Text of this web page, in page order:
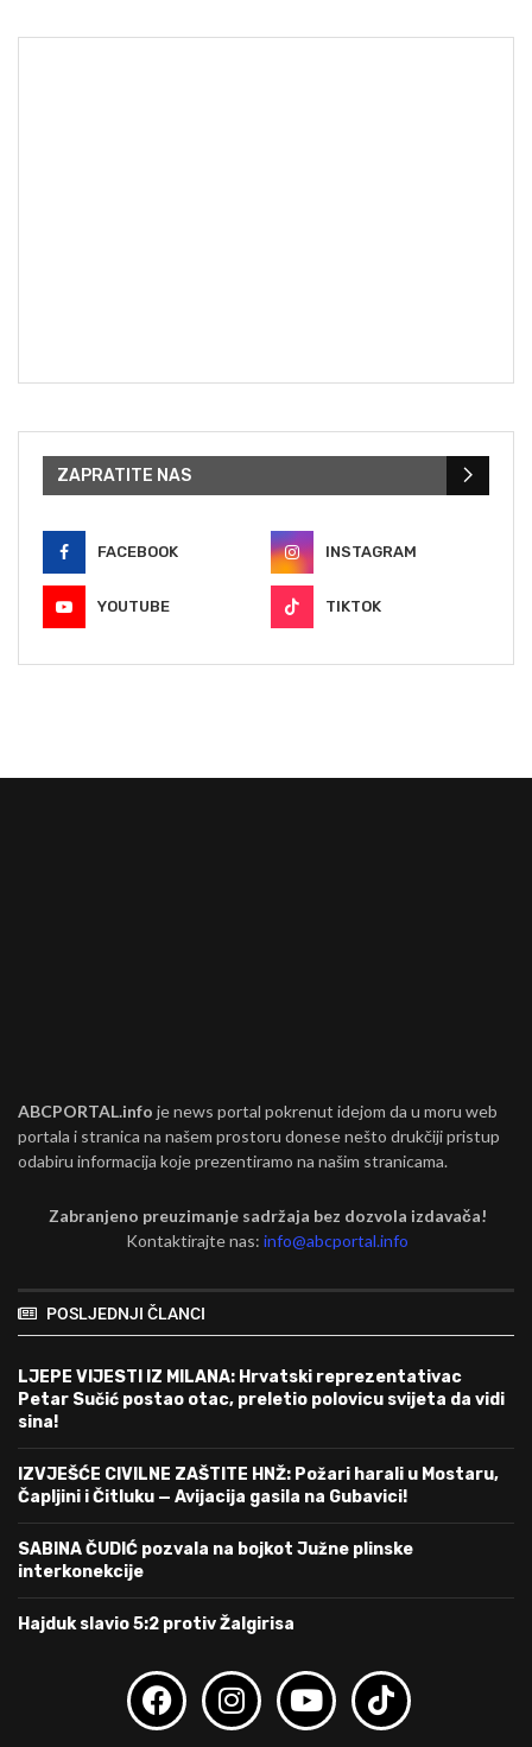
ZAPRATITE NAS
FACEBOOK INSTAGRAM
YOUTUBE TIKTOK
ABCPORTAL.info je news portal pokrenut idejom da u moru web
portala i stranica na našem prostoru donese nešto drukčiji pristup
odabiru informacija koje prezentiramo na našim stranicama.
Zabranjeno preuzimanje sadržaja bez dozvola izdavača!
Kontaktirajte nas:info@abcportal.info
POSLJEDNJI ČLANCI
LJEPE VIJESTI IZ MILANA: Hrvatski reprezentativac
Petar Sučić postao otac, preletio polovicu svijeta da vidi
sina!
IZVJEŠĆE CIVILNE ZAŠTITE HNŽ: Požari harali u Mostaru,
Čapljini i Čitluku — Avijacija gasila na Gubavici!
SABINA ČUDIĆ pozvala na bojkot Južne plinske
interkonekcije
Hajduk slavio 5:2 protiv Žalgirisa